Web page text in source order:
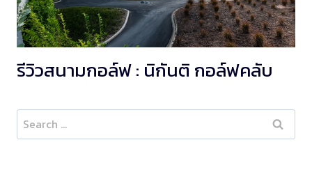
รีวิวสนามกอล์ฟ : นิกันติ กอล์ฟคลับ
Search
for: